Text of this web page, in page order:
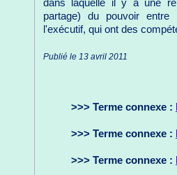
dans laquelle il y a une
partage) du pouvoir
l'exécutif, qui ont des
Publié le 13 avril 2011
>>> Terme connexe :
>>> Terme connexe :
>>> Terme connexe :